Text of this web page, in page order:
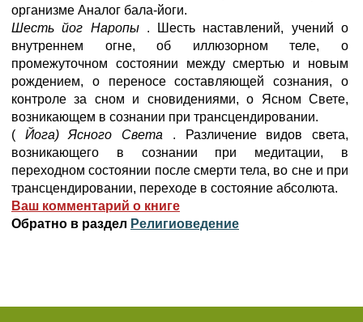
организме Аналог бала-йоги.
Шесть йог Наропы . Шесть наставлений, учений о
внутреннем огне, об иллюзорном теле, о
промежуточном состоянии между смертью и новым
рождением, о переносе составляющей сознания, о
контроле за сном и сновидениями, о Ясном Свете,
возникающем в сознании при трансцендировании.
( Йога) Ясного Света . Различение видов света,
возникающего в сознании при медитации, в
переходном состоянии после смерти тела, во сне и при
трансцендировании, переходе в состояние абсолюта.
Ваш комментарий о книге
Обратно в раздел Религиоведение